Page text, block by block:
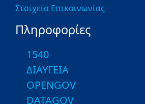
Στοιχεία Επικοινωνίας
Πληροφορίες
1540
ΔΙΑΥΓΕΙΑ
OPENGOV
DATAGOV